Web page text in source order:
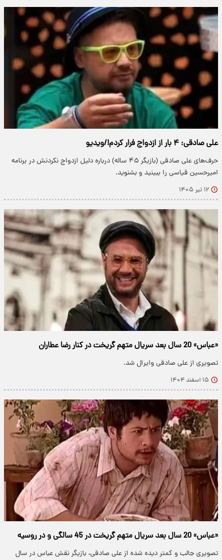
علی صادقی: ۴ بار از ازدواج فرار کردم!/ویدیو
حرف‌های علی صادقی (بازیگر ۴۵ ساله) درباره دلیل ازدواج نکردنش در برنامه
امیرحسین قیاسی را ببینید و بشنوید.
۱۲ تیر ۱۴۰۵
«عباس» 20 سال بعد سریال متهم گریخت در کنار رضا عطاران
تصویری از علی صادقی وایرال شد.
۱۵ اسفند ۱۴۰۴
«عباس» 20 سال بعد سریال متهم گریخت در 45 سالگی و در روسیه
تصویری جالب و کمتر دیده شده از علی صادقی، بازیگر نقش عباس در سال